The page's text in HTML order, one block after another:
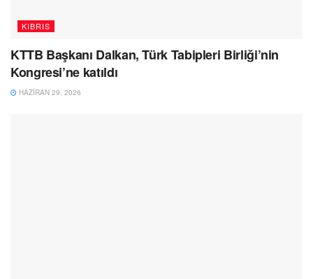
KIBRIS
KTTB Başkanı Dalkan, Türk Tabipleri Birliği’nin
Kongresi’ne katıldı
HAZIRAN 29, 2026